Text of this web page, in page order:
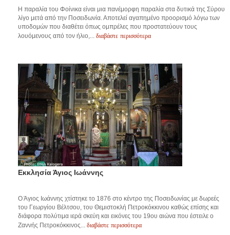
Η παραλία του Φοίνικα είναι μια πανέμορφη παραλία στα δυτικά της Σύρου
λίγο μετά από την Ποσειδωνία. Αποτελεί αγαπημένο προορισμό λόγω των
υποδομών που διαθέτει όπως ομπρέλες που προστατεύουν τους
λουόμενους από τον ήλιο,... διαβάστε περισσότερα
Εκκλησία Άγιος Ιωάννης
Ο Άγιος Ιωάννης χτίστηκε το 1876 στο κέντρο της Ποσειδωνίας με δωρεές
του Γεωργίου Βέλτσου, του Θεμιστοκλή Πετροκόκκινου καθώς επίσης και
διάφορα πολύτιμα ιερά σκεύη και εικόνες του 19ου αιώνα που έστειλε ο
Ζαννής Πετροκόκκινος... διαβάστε περισσότερα